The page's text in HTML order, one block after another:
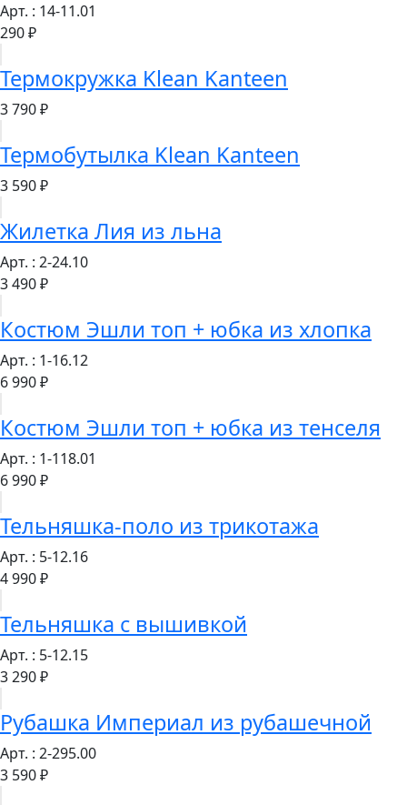
Арт. : 14-11.01
290 ₽
Термокружка Klean Kanteen
3 790 ₽
Термобутылка Klean Kanteen
3 590 ₽
Жилетка Лия из льна
Арт. : 2-24.10
3 490 ₽
Костюм Эшли топ + юбка из хлопка
Арт. : 1-16.12
6 990 ₽
Костюм Эшли топ + юбка из тенселя
Арт. : 1-118.01
6 990 ₽
Тельняшка-поло из трикотажа
Арт. : 5-12.16
4 990 ₽
Тельняшка с вышивкой
Арт. : 5-12.15
3 290 ₽
Рубашка Империал из рубашечной
Арт. : 2-295.00
3 590 ₽